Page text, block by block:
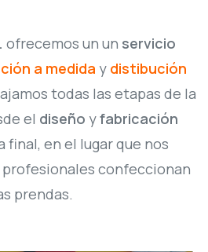
ofrecemos un un servicio
a medida y distibución
todas las etapas de la
el diseño yfabricación
final, en el lugar que nos
confeccionan
prendas.